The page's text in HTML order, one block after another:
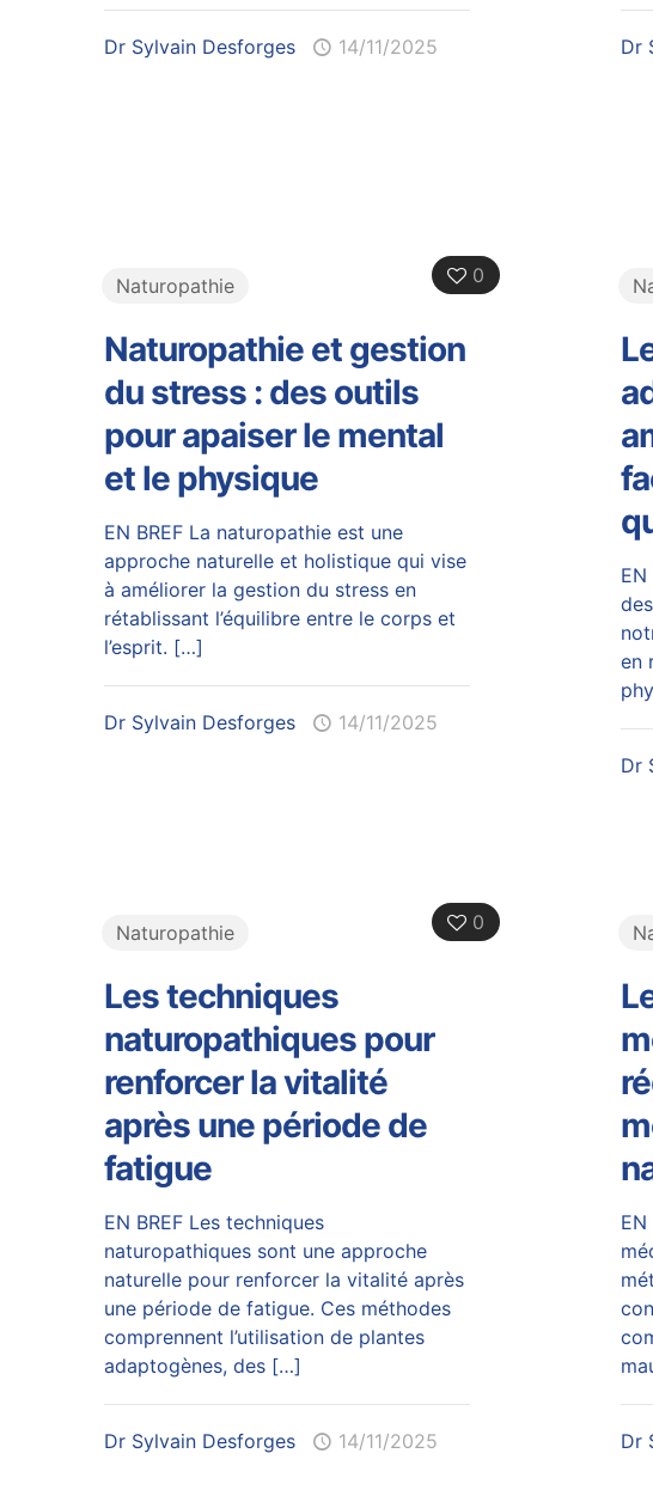
Dr Sylvain Desforges 14/11/2025 Dr
0
Naturopathie
Naturopathie et gestion
du stress : des outils
pour apaiser le mental
et le physique
EN BREF La naturopathie est une
approche naturelle et holistique qui vise
à améliorer la gestion du stress en
rétablissant l’équilibre entre le corps et
l’esprit. […]
Dr Sylvain Desforges 14/11/2025
en
Dr
0
Naturopathie
Les techniques
naturopathiques pour
renforcer la vitalité
après une période de
fatigue
EN BREF Les techniques
naturopathiques sont une approche
naturelle pour renforcer la vitalité après
une période de fatigue. Ces méthodes
comprennent l’utilisation de plantes
adaptogènes, des[…]
Dr Sylvain Desforges 14/11/2025 Dr